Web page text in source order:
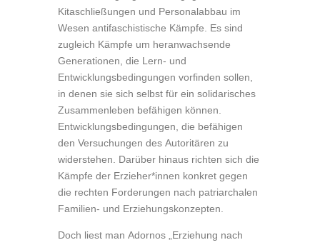
Kitaschließungen und Personalabbau im
Wesen antifaschistische Kämpfe. Es sind
zugleich Kämpfe um heranwachsende
Generationen, die Lern- und
Entwicklungsbedingungen vorfinden sollen,
in denen sie sich selbst für ein solidarisches
Zusammenleben befähigen können.
Entwicklungsbedingungen, die befähigen
den Versuchungen des Autoritären zu
widerstehen. Darüber hinaus richten sich die
Kämpfe der Erzieher*innen konkret gegen
die rechten Forderungen nach patriarchalen
Familien- und Erziehungskonzepten.
Doch liest man Adornos „Erziehung nach